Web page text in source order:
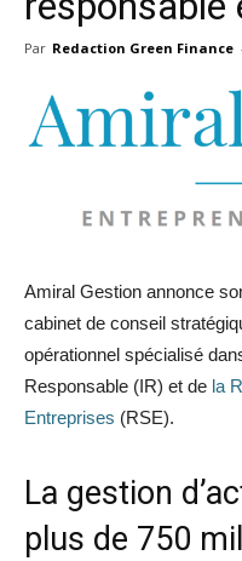
Par Redaction Green Finance
Amiral Gestion annonce
cabinet de conseil
opérationnel spécialisé
Responsable (IR) et de la
Entreprises (RSE).
La gestion
plus de 750